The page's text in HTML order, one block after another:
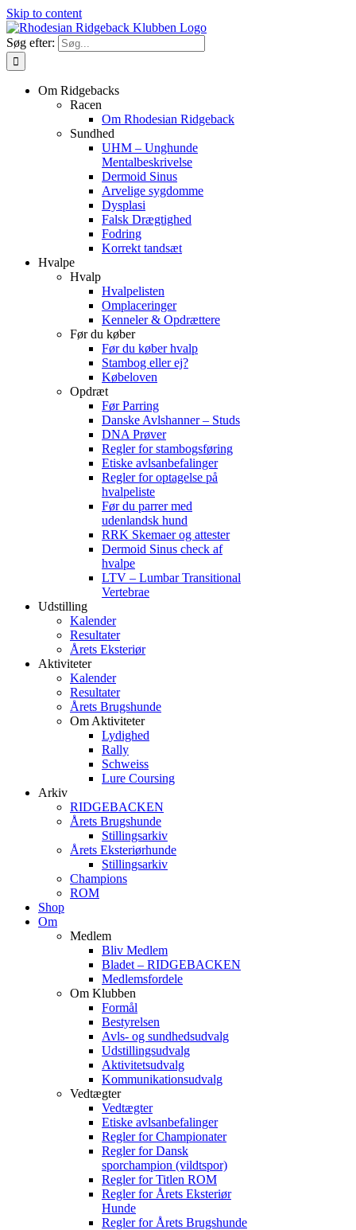
Skip to content
Søg efter:
Om Ridgebacks
Racen
Om Rhodesian Ridgeback
Sundhed
UHM – Unghunde
Mentalbeskrivelse
Dermoid Sinus
Arvelige sygdomme
Dysplasi
Falsk Drægtighed
Fodring
Korrekt tandsæt
Hvalpe
Hvalp
Hvalpelisten
Omplaceringer
Kenneler & Opdrættere
Før du køber
Før du køber hvalp
Stambog eller ej?
Købeloven
Opdræt
Før Parring
Danske Avlshanner – Studs
DNA Prøver
Regler for stambogsføring
Etiske avlsanbefalinger
Regler for optagelse på
hvalpeliste
Før du parrer med
udenlandsk hund
RRK Skemaer og attester
Dermoid Sinus check af
hvalpe
LTV – Lumbar Transitional
Vertebrae
Udstilling
Kalender
Resultater
Årets Eksteriør
Aktiviteter
Kalender
Resultater
Årets Brugshunde
Om Aktiviteter
Lydighed
Rally
Schweiss
Lure Coursing
Arkiv
RIDGEBACKEN
Årets Brugshunde
Stillingsarkiv
Årets Eksteriørhunde
Stillingsarkiv
Champions
ROM
Shop
Om
Medlem
Bliv Medlem
Bladet – RIDGEBACKEN
Medlemsfordele
Om Klubben
Formål
Bestyrelsen
Avls- og sundhedsudvalg
Udstillingsudvalg
Aktivitetsudvalg
Kommunikationsudvalg
Vedtægter
Vedtægter
Etiske avlsanbefalinger
Regler for Championater
Regler for Dansk
sporchampion (vildtspor)
Regler for Titlen ROM
Regler for Årets Eksteriør
Hunde
Regler for Årets Brugshunde